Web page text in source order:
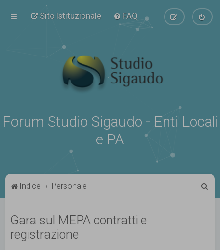
Sito Istituzionale FAQ
Forum Studio Sigaudo - Enti Locali
e PA
Indice Personale
Gara sul MEPA contratti e
registrazione